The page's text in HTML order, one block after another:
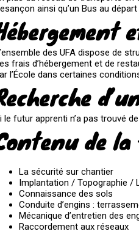
ainsi qu’un Bus au
des UFA dispose de
frais d’hébergement et de
l’École dans certaines
le futur apprenti n’a pas trouvé
de
La sécurité sur chantier
Implantation / Topographie /
Connaissance des sols
Conduite d’engins :
Mécanique d’entretien des
Raccordement aux réseaux